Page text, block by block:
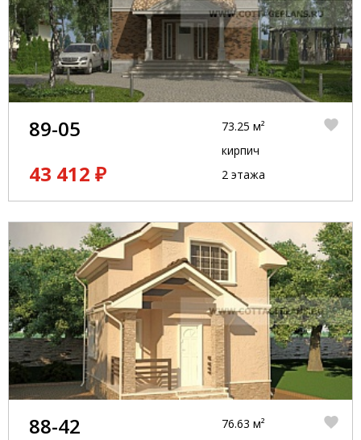
89-05
43 412 ₽
73.25 м²
кирпич
2 этажа
88-42 76.63 м²